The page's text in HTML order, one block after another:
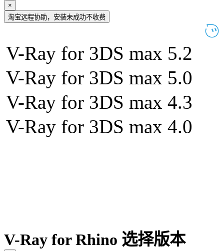
×
淘宝远程协助，安装未成功不收费
V-Ray for 3DS max 5.2
V-Ray for 3DS max 5.0
V-Ray for 3DS max 4.3
V-Ray for 3DS max 4.0
V-Ray for Rhino 选择版本